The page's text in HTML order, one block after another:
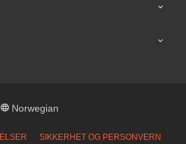
Norwegian
SIKKERHET OG PERSONVERN